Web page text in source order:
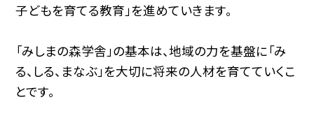
子どもを育てる教育」を進めていきます。
「みしまの森学舎」の基本は、地域の力を基盤に「み
る、しる、まなぶ」を大切に将来の人材を育てていくこ
とです。